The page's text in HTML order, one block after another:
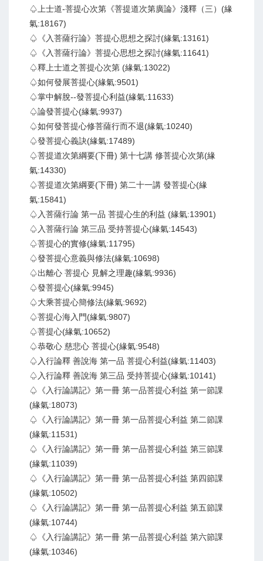
♤上士道-菩提心次第《菩提道次第廣論》淺釋（三）(緣
氣:18167)
♤《入菩薩行論》菩提心思想之探討(緣氣:13161)
♤《入菩薩行論》菩提心思想之探討(緣氣:11641)
♤釋上士道之菩提心次第 (緣氣:13022)
♤如何發展菩提心(緣氣:9501)
♤掌中解脫--發菩提心利益(緣氣:11633)
♤論發菩提心(緣氣:9937)
♤如何發菩提心修菩薩行而不退(緣氣:10240)
♤發菩提心義訣(緣氣:17489)
♤菩提道次第綱要(下冊) 第十七講 修菩提心次第(緣
氣:14330)
♤菩提道次第綱要(下冊) 第二十一講 發菩提心(緣
氣:15841)
♤入菩薩行論 第一品 菩提心生的利益 (緣氣:13901)
♤入菩薩行論 第三品 受持菩提心(緣氣:14543)
♤菩提心的實修(緣氣:11795)
♤發菩提心意義與修法(緣氣:10698)
♤出離心 菩提心 見解之理趣(緣氣:9936)
♤發菩提心(緣氣:9945)
♤大乘菩提心簡修法(緣氣:9692)
♤菩提心海入門(緣氣:9807)
♤菩提心(緣氣:10652)
♤恭敬心 慈悲心 菩提心(緣氣:9548)
♤入行論釋 善說海 第一品 菩提心利益(緣氣:11403)
♤入行論釋 善說海 第三品 受持菩提心(緣氣:10141)
♤《入行論講記》第一冊 第一品菩提心利益 第一節課
(緣氣:18073)
♤《入行論講記》第一冊 第一品菩提心利益 第二節課
(緣氣:11531)
♤《入行論講記》第一冊 第一品菩提心利益 第三節課
(緣氣:11039)
♤《入行論講記》第一冊 第一品菩提心利益 第四節課
(緣氣:10502)
♤《入行論講記》第一冊 第一品菩提心利益 第五節課
(緣氣:10744)
♤《入行論講記》第一冊 第一品菩提心利益 第六節課
(緣氣:10346)